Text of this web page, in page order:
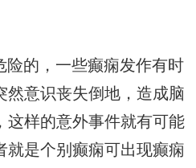
险的，一些癫痫发作有时
然意识丧失倒地，造成脑
这样的意外事件就有可能
就是个别癫痫可出现癫痫